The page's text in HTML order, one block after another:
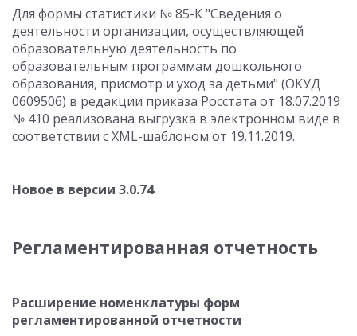
Для формы статистики № 85-К "Сведения о
деятельности организации, осуществляющей
образовательную деятельность по
образовательным программам дошкольного
образования, присмотр и уход за детьми" (ОКУД
0609506) в редакции приказа Росстата от 18.07.2019
№ 410 реализована выгрузка в электронном виде в
соответствии с XML-шаблоном от 19.11.2019.
Новое в версии 3.0.74
Регламентированная отчетность
Расширение номенклатуры форм
регламентированной отчетности